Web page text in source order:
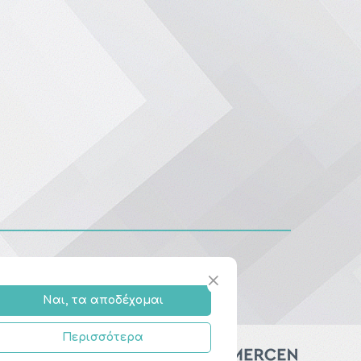
Ναι, τα αποδέχομαι
Περισσότερα